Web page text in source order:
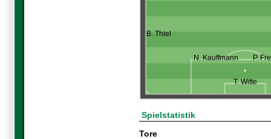
B. Thiel
N. Kauffmann P.
T. Witte
Spielstatistik
Tore